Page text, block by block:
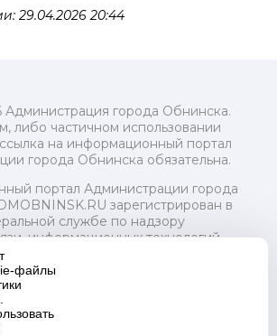
29.04.2026 20:44
города Обнинска.
либо частичном использовании
на информационный портал
города Обнинска обязательна.
портал Администрации города
зарегистрирован в
службе по надзору
информационных технологий
(Роскомнадзор) 24 июля
2018 года.
о регистрации Эл № ФС77-73321
Администрация (исполнительно-
орган) городского округа "Город
файлы